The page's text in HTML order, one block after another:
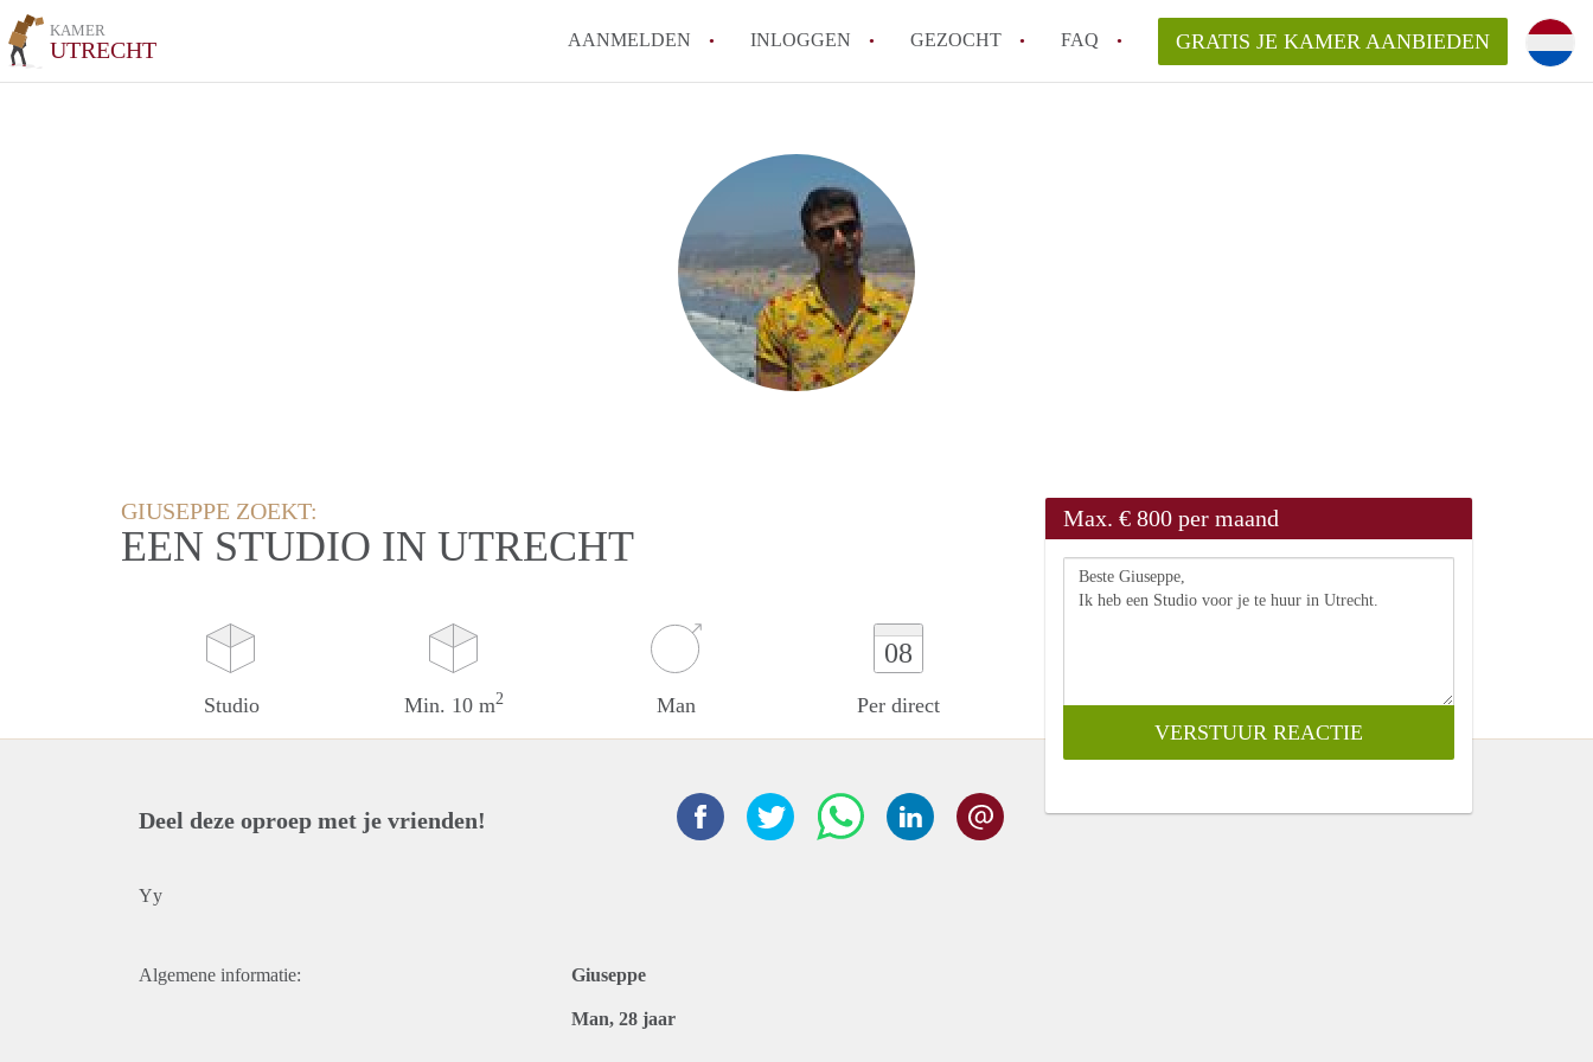
KAMER
UTRECHT AANMELDEN INLOGGEN GEZOCHT FAQ
Tips: om in Utrecht een kamer te vinden!
Hoe werkt Kamers Utrecht
How to translate KamersUtrecht!
Alle veelgestelde vragen
GRATIS JE KAMER AANBIEDEN
GIUSEPPE ZOEKT:
EEN STUDIO IN UTRECHT
Studio Min. 10 m2 Man
08
Per direct
Max. € 800 per maand
Deel deze oproep met je vrienden!
Yy
Algemene informatie: Giuseppe
Man, 28 jaar